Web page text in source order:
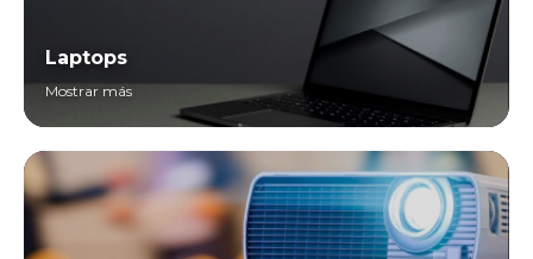
Laptops
Mostrar más